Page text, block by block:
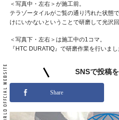
＜写真中・左右＞が施工前。
テラゾータイルがご覧の通り汚れた状態
けにいかないということで研磨して光沢
＜写真下・左右＞は施工中の1コマ。
『HTC DURATIQ』で研磨作業を行いまし
SNSで投稿
Share